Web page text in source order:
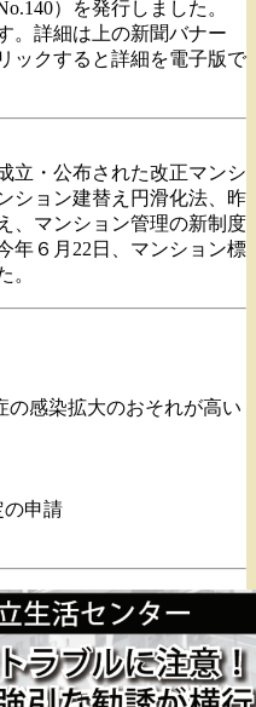
）を発行しました。
。詳細は上の新聞バナー
ックすると詳細を電子版で
立・公布された改正マンシ
ション建替え円滑化法、昨
、マンション管理の新制度
年６月22日、マンション標
。
の感染拡大のおそれが高い
の申請